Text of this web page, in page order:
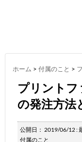
ホーム > 付属のこと >
プリントフ
の発注方法
公開日： 2019/06/12:
付属のこと